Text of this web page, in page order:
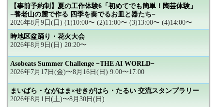
【事前予約制】夏の工作体験6「初めてでも簡単！陶芸体験」
−養老山の麓で作る 四季を奏でるお皿と器たち−
2026年8月9日(日) (1)10:00〜 (2)11:00〜 (3)13:00〜 (4)14:00〜
時地区盆踊り・花火大会
2026年8月9日(日) 20:20〜
Asobeats Summer Challenge −THE AI WORLD−
2026年7月17日(金)〜8月16日(日) 9:00〜17:00
まいばら・ながはま×せきがはら・たるい 交流スタンプラリー
2026年8月1日(土)〜8月30日(日)